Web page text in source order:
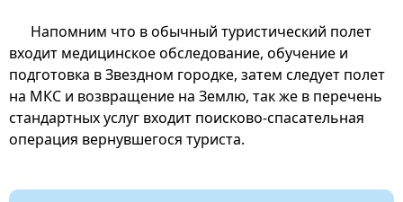
Напомним что в обычный туристический полет
входит медицинское обследование, обучение и
подготовка в Звездном городке, затем следует полет
на МКС и возвращение на Землю, так же в перечень
стандартных услуг входит поисково-спасательная
операция вернувшегося туриста.